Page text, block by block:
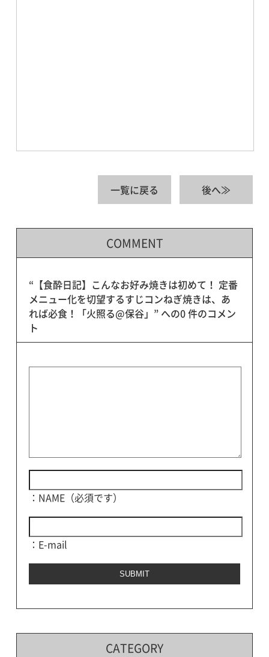
一覧に戻る 後へ≫
COMMENT
“【食酔日記】こんなお好み焼きは初めて！ 定番
メニュー化を切望するすじコンねぎ焼きは、あ
れば必食！「火照る@保谷」” への0 件のコメン
ト
：NAME（必須です）
：E-mail
CATEGORY